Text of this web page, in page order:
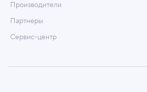
Производители
Партнеры
Сервис-центр